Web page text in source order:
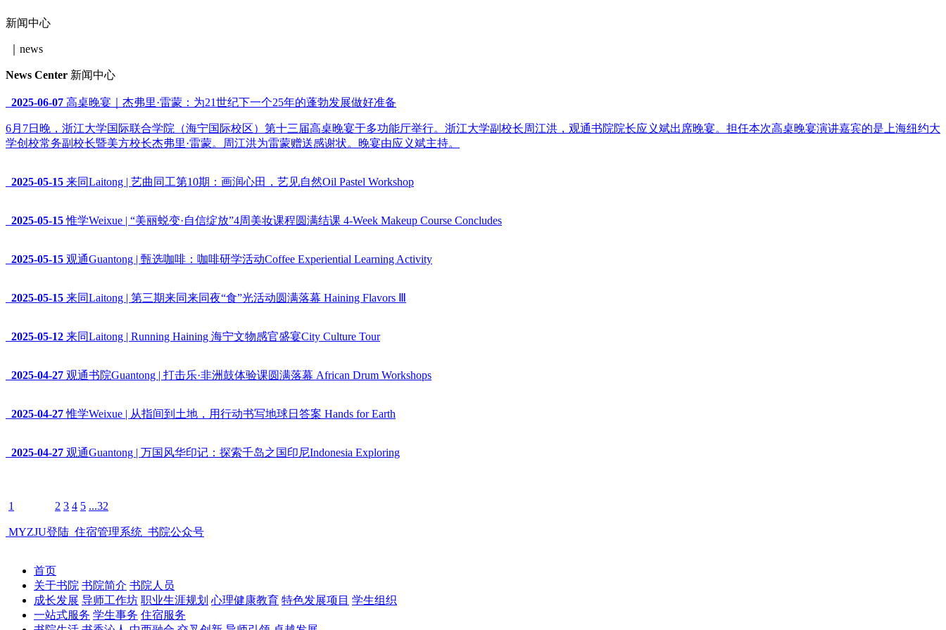
新闻中心
｜news
News Center 新闻中心
2025-06-07 高桌晚宴｜杰弗里·雷蒙：为21世纪下一个25年的蓬勃发展做好准备
6月7日晚，浙江大学国际联合学院（海宁国际校区）第十三届高桌晚宴于多功能厅举行。浙江大学副校长周江洪，观通书院院长应义斌出席晚宴。担任本次高桌晚宴演讲嘉宾的是上海纽约大
学创校常务副校长暨美方校长杰弗里·雷蒙。周江洪为雷蒙赠送感谢状。晚宴由应义斌主持。
2025-05-15 来同Laitong | 艺曲同工第10期：画润心田，艺见自然Oil Pastel Workshop
2025-05-15惟学Weixue | “美丽蜕变·自信绽放”4周美妆课程圆满结课 4-Week Makeup Course Concludes
2025-05-15 观通Guantong | 甄选咖啡：咖啡研学活动Coffee Experiential Learning Activity
2025-05-15 来同Laitong | 第三期来同来同夜“食”光活动圆满落幕 Haining Flavors Ⅲ
2025-05-12 来同Laitong | Running Haining 海宁文物感官盛宴City Culture Tour
2025-04-27 观通书院Guantong | 打击乐·非洲鼓体验课圆满落幕 African Drum Workshops
2025-04-27惟学Weixue | 从指间到土地，用行动书写地球日答案 Hands for Earth
2025-04-27 观通Guantong | 万国风华印记：探索千岛之国印尼Indonesia Exploring
1 2 3 4 5 ...32
MYZJU登陆 住宿管理系统 书院公众号
首页
关于书院 书院简介 书院人员
成长发展 导师工作坊 职业生涯规划 心理健康教育 特色发展项目 学生组织
一站式服务 学生事务 住宿服务